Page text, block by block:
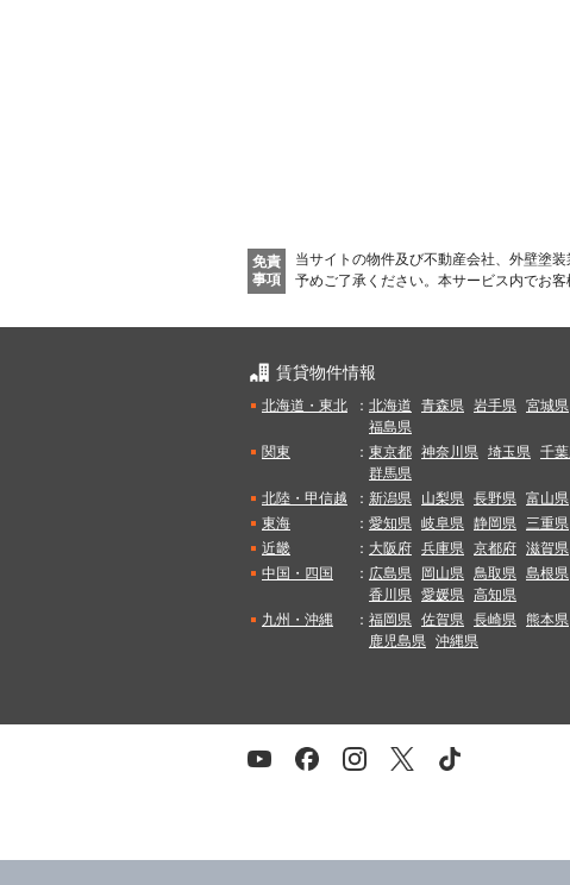
免責
事項
当サイトの物件及び不動産会社、外壁塗
予めご了承ください。 本サービス内でお
賃貸物件情報
北海道・東北 ： 北海道 青森県 岩手県 宮城県
福島県
関東
： 東京都 神奈川県 埼玉県 千
群馬県
北陸・甲信越
： 新潟県 山梨県 長野県 富山県
東海
： 愛知県 岐阜県 静岡県
三重県
近畿
： 大阪府 兵庫県 京都府 滋賀県
中国・四国
： 広島県 岡山県 鳥取県 島根県
香川県
愛媛県
高知県
九州・沖縄
： 福岡県 佐賀県 長崎県 熊本県
鹿児島県
沖縄県